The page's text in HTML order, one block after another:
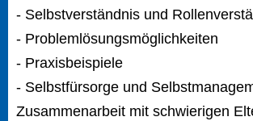
- Selbstverständnis und
- Problemlösungsmöglichkeiten
- Praxisbeispiele
- Selbstfürsorge und
Zusammenarbeit mit schwierigen